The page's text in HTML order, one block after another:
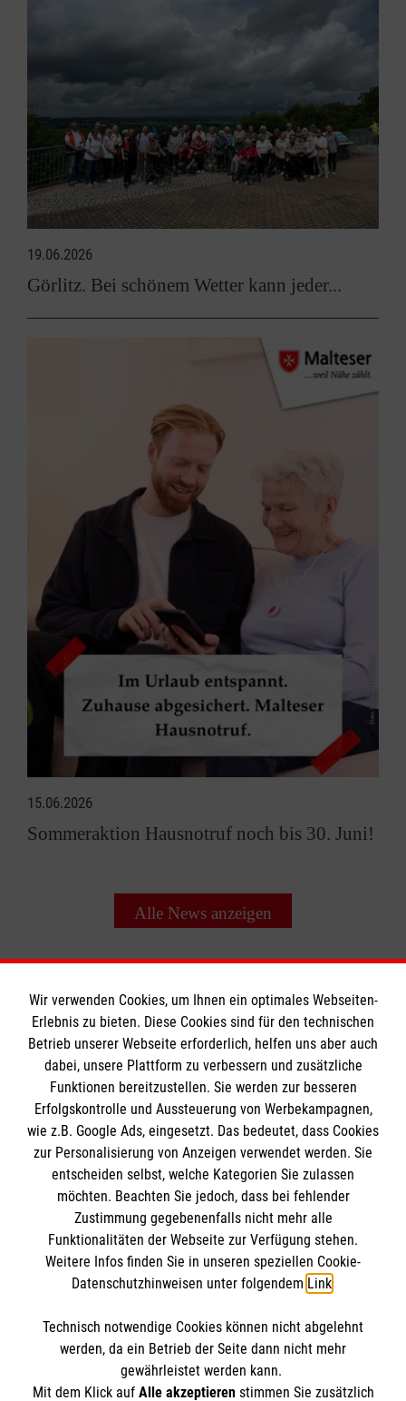
19.06.2026
Görlitz. Bei schönem Wetter kann jeder...
15.06.2026
Sommeraktion Hausnotruf noch bis 30. Juni!
Alle News anzeigen
Informationen
Impressum
Datenschutz
Barrierefreiheit
Kontakt
Die Malteser
Malteser in Deutschland
Malteserorden
Sharepoint
Spendenkonto
Bank: Pax-Bank für Kirche und Caritas eG
IBAN: DE94 3706 0120 1201 2270 18
BIC: GENODED1PA7
So finden Sie uns
Wir verwenden Cookies, um Ihnen ein optimales Webseiten-
Erlebnis zu bieten. Diese Cookies sind für den technischen
Betrieb unserer Webseite erforderlich, helfen uns aber auch
dabei, unsere Plattform zu verbessern und zusätzliche
Funktionen bereitzustellen. Sie werden zur besseren
Erfolgskontrolle und Aussteuerung von Werbekampagnen,
wie z.B. Google Ads, eingesetzt. Das bedeutet, dass Cookies
zur Personalisierung von Anzeigen verwendet werden. Sie
entscheiden selbst, welche Kategorien Sie zulassen
möchten. Beachten Sie jedoch, dass bei fehlender
Zustimmung gegebenenfalls nicht mehr alle
Funktionalitäten der Webseite zur Verfügung stehen.
Weitere Infos finden Sie in unseren speziellen Cookie-
Datenschutzhinweisen unter folgendem Link.
Technisch notwendige Cookies können nicht abgelehnt
werden, da ein Betrieb der Seite dann nicht mehr
gewährleistet werden kann.
Mit dem Klick auf Alle akzeptierenstimmen Sie zusätzlich